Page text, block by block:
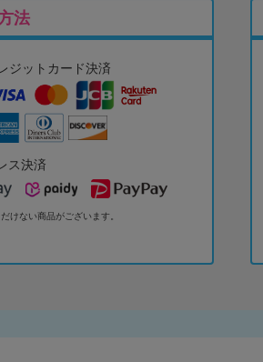
法
ジットカード決済
ス決済
けない商品がございます。